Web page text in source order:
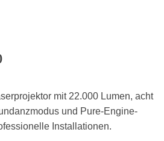
mit 22.000 Lumen, acht
und Pure-Engine-
Installationen.